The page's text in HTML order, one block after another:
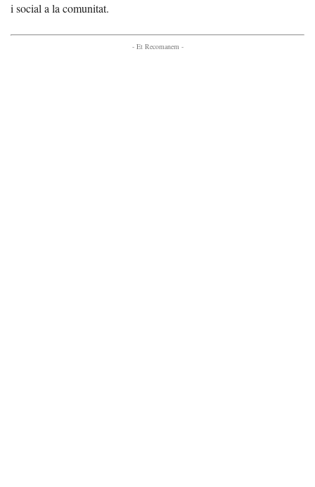
i social a la comunitat.
- Et Recomanem -